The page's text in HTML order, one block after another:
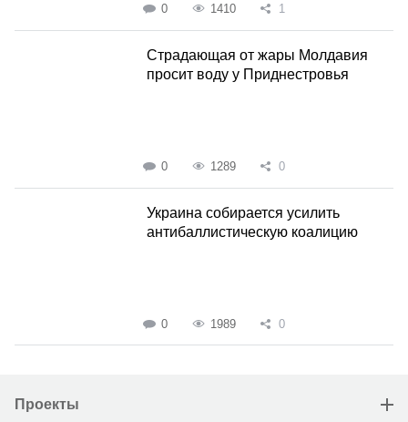
0 1410 1
Страдающая от жары Молдавия
просит воду у Приднестровья
0 1289 0
Украина собирается усилить
антибаллистическую коалицию
0 1989 0
Проекты